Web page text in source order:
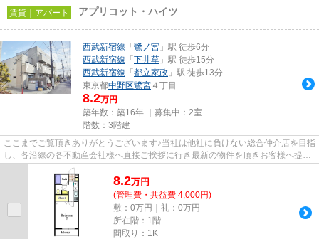
賃貸｜アパート アプリコット・ハイツ
西武新宿線 「 鷺ノ宮 」駅 徒歩6分
西武新宿線 「 下井草 」駅 徒歩15分
西武新宿線 「 都立家政 」駅 徒歩13分
東京都中野区鷺宮 ４丁目
8.2万円
築年数：築16年 ｜募集中： 2室
階数：3階建
ここまでご覧頂きありがとうございます♪当社は他社に負けない総合仲介店を目指
し、各沿線の各不動産会社様へ直接ご挨拶に行き最新の物件を頂きお客様へ提供
しております！最新の情報は...
8.2万円
(管理費・共益費 4,000円)
敷：0万円｜礼：0万円
所在階：1階
間取り：1K